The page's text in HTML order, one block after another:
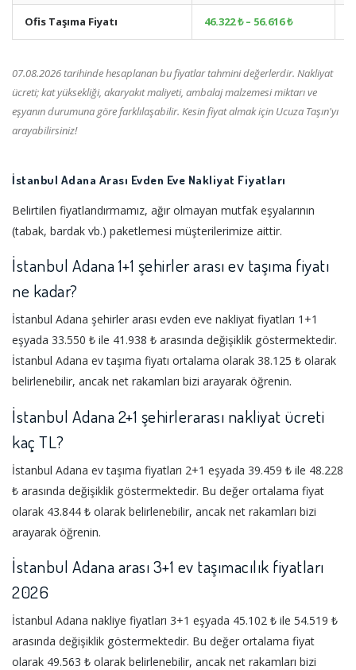
Ofis Taşıma Fiyatı 46.322 ₺ – 56.616 ₺
07.08.2026 tarihinde hesaplanan bu fiyatlar tahmini değerlerdir. Nakliyat
ücreti; kat yüksekliği, akaryakıt maliyeti, ambalaj malzemesi miktarı ve
eşyanın durumuna göre farklılaşabilir. Kesin fiyat almak için Ucuza Taşın'yı
arayabilirsiniz!
İstanbul Adana Arası Evden Eve Nakliyat Fiyatları
Belirtilen fiyatlandırmamız, ağır olmayan mutfak eşyalarının
(tabak, bardak vb.) paketlemesi müşterilerimize aittir.
İstanbul Adana 1+1 şehirler arası ev taşıma fiyatı
ne kadar?
İstanbul Adana şehirler arası evden eve nakliyat fiyatları 1+1
eşyada 33.550 ₺ ile 41.938 ₺ arasında değişiklik göstermektedir.
İstanbul Adana ev taşıma fiyatı ortalama olarak 38.125 ₺ olarak
belirlenebilir, ancak net rakamları bizi arayarak öğrenin.
İstanbul Adana 2+1 şehirlerarası nakliyat ücreti
kaç TL?
İstanbul Adana ev taşıma fiyatları 2+1 eşyada 39.459 ₺ ile 48.228
₺ arasında değişiklik göstermektedir. Bu değer ortalama fiyat
olarak 43.844 ₺ olarak belirlenebilir, ancak net rakamları bizi
arayarak öğrenin.
İstanbul Adana arası 3+1 ev taşımacılık fiyatları
2026
İstanbul Adana nakliye fiyatları 3+1 eşyada 45.102 ₺ ile 54.519 ₺
arasında değişiklik göstermektedir. Bu değer ortalama fiyat
olarak 49.563 ₺ olarak belirlenebilir, ancak net rakamları bizi